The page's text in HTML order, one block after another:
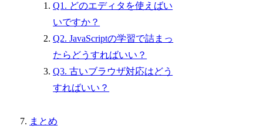
Q1. どのエディタを使えばい
いですか？
Q2. JavaScriptの学習で詰まっ
たらどうすればいい？
Q3. 古いブラウザ対応はどう
すればいい？
まとめ